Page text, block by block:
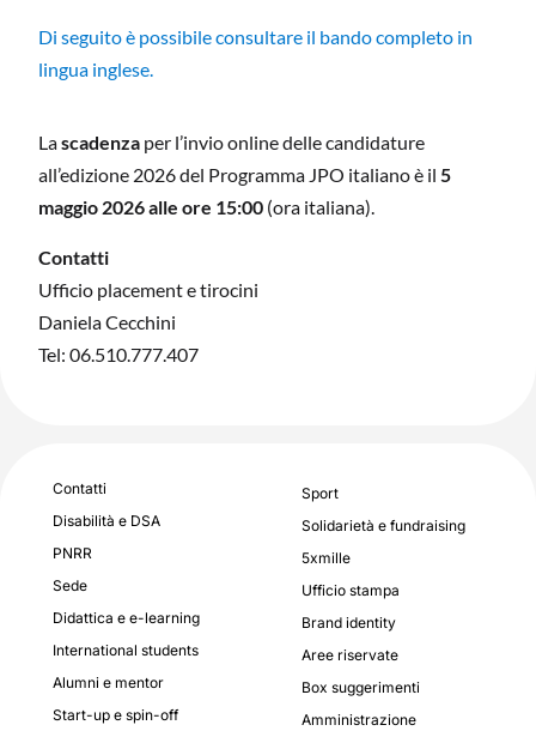
Di seguito è possibile consultare il bando completo in
lingua inglese.
Lascadenza per l’invio online delle candidature
all’edizione 2026 del Programma JPO italiano è il 5
maggio 2026 alle ore 15:00 (ora italiana).
Contatti
Ufficio placement e tirocini
Daniela Cecchini
Tel: 06.510.777.407
Contatti
Disabilità e DSA
PNRR
Sede
Didattica e e-learning
International students
Alumni e mentor
Start-up e spin-off
Sport
Solidarietà e fundraising
5xmille
Ufficio stampa
Brand identity
Aree riservate
Box suggerimenti
Amministrazione